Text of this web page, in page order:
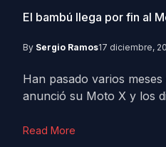
El bambú llega por fin al
By Sergio Ramos17 diciembre,
Han pasado varios
anunció su Moto X y los
Read More